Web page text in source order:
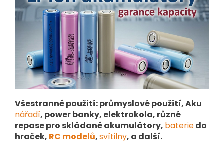
Všestranné použití: průmyslové použití, Aku
nářadí, power banky, elektrokola, různé
repase pro skládané akumulátory, bateriedo
hraček, RC modelů,svítilny, a další.